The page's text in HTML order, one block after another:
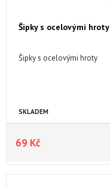
Šipky s ocelovými hroty
Šipky s ocelovými hroty
SKLADEM
69 Kč